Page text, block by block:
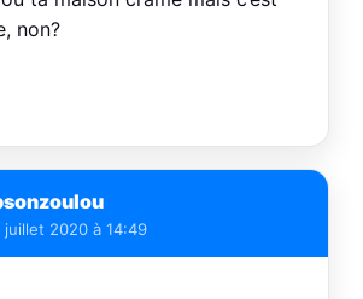
non?
juillet 2020 à 14:49